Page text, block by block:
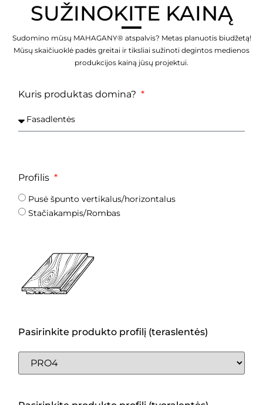
SUŽINOKITE KAINĄ
Sudomino mūsų MAHAGANY® atspalvis? Metas planuotis biudžetą!
Mūsų skaičiuoklė padės greitai ir tiksliai sužinoti degintos medienos
produkcijos kainą jūsų projektui.
Kuris produktas domina?
Profilis
Pusė špunto vertikalus/horizontalus
Stačiakampis/Rombas
Pasirinkite produkto profilį (teraslentės)